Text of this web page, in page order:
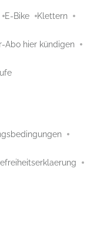
E-Bike Klettern
Abo hier kündigen